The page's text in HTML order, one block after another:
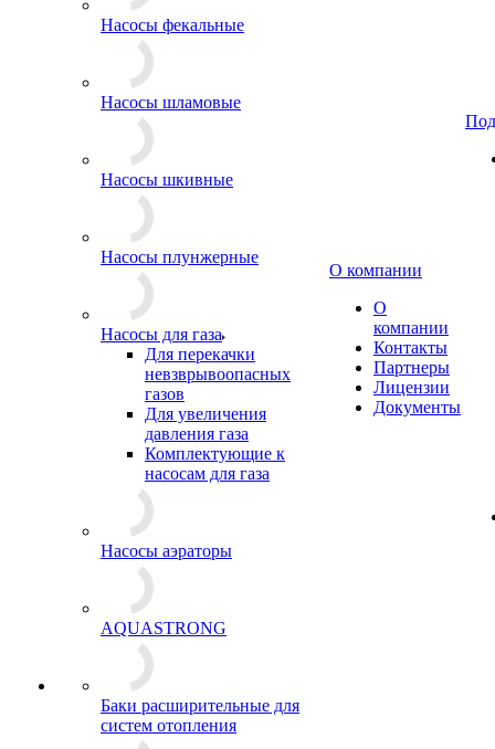
Насосы фекальные
Насосы шламовые
Насосы шкивные
Насосы плунжерные
Насосы для газа
Для перекачки
невзврывоопасных
газов
Для увеличения
давления газа
Комплектующие к
насосам для газа
Насосы аэраторы
AQUASTRONG
Баки расширительные для
систем отопления
О компании
О
компании
Контакты
Партнеры
Лицензии
Документы